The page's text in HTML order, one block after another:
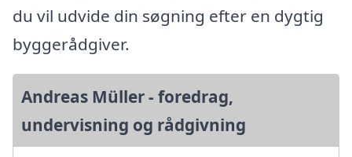
du vil udvide din søgning efter en dygtig
byggerådgiver.
Andreas Müller - foredrag,
undervisning og rådgivning